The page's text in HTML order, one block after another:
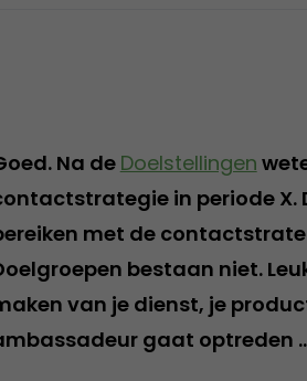
Na deDoelstellingen
in periode X.
met de
bestaan niet.
van je dienst, je
gaat optreden